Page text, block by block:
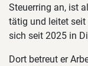
Steuerring an, ist
tätig und leitet seit
sich seit 2025 in
Dort betreut er